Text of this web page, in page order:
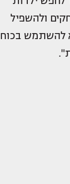
ולהשפיל
להשתמש בכוח